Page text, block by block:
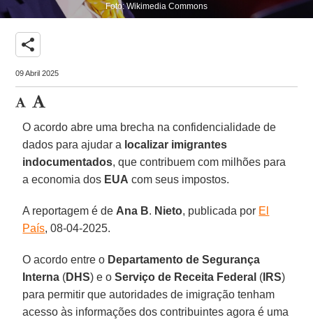
Foto: Wikimedia Commons
share
09 Abril 2025
O acordo abre uma brecha na confidencialidade de
dados para ajudar a localizar imigrantes
indocumentados, que contribuem com milhões para
a economia dos EUA com seus impostos.
A reportagem é de Ana B. Nieto, publicada por El
País, 08-04-2025.
O acordo entre o Departamento de Segurança
Interna (DHS) e oServiço de Receita Federal ( IRS)
para permitir que autoridades de imigração tenham
acesso às informações dos contribuintes agora é uma